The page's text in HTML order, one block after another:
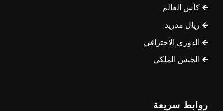
كأس العالم
ريال مدريد
الدوري الاحترافي
الجيش الملكي
روابط سريعة